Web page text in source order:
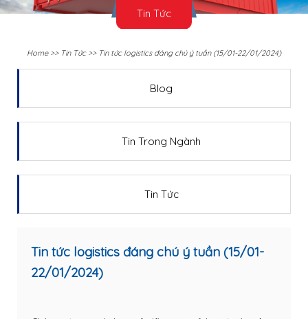
Tin Tức
Home>> Tin Tức>> Tin tức logistics đáng chú ý tuần (15/01-22/01/2024)
Blog
Tin Trong Ngành
Tin Tức
Tin tức logistics đáng chú ý tuần (15/01-
22/01/2024)